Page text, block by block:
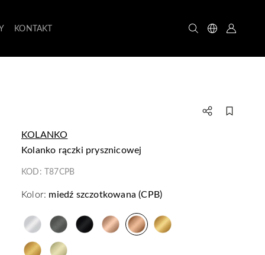
KONTAKT
KOLANKO
kolanko rączki prysznicowej
KOD: T87CPB
Kolor: miedź szczotkowana (CPB)